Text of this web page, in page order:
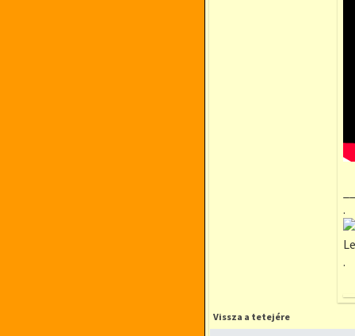
.
.
Vissza a tetejére